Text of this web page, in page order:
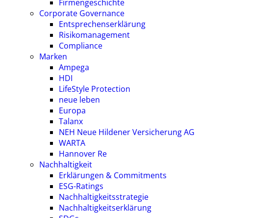
Firmengeschichte
Corporate Governance
Entsprechenserklärung
Risikomanagement
Compliance
Marken
Ampega
HDI
LifeStyle Protection
neue leben
Europa
Talanx
NEH Neue Hildener Versicherung AG
WARTA
Hannover Re
Nachhaltigkeit
Erklärungen & Commitments
ESG-Ratings
Nachhaltigkeitsstrategie
Nachhaltigkeitserklärung